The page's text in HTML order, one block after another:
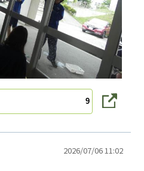
9
2026/07/06 11:02